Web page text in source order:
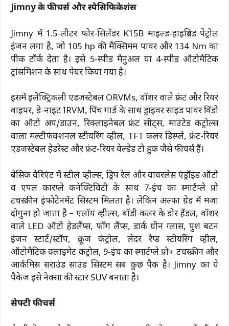
Jimny के फीचर्स और स्पेसिफिकेशंस
Jimny में 1.5-लीटर फोर-सिलेंडर K15B माइल्ड-हाइब्रिड पेट्रोल
इंजन लगा है, जो 105 hp की मैक्सिमम पावर और 134 Nm का
पीक टॉर्क देता है। इसे 5-स्पीड मैनुअल या 4-स्पीड ऑटोमैटिक
ट्रांसमिशन के साथ पेयर किया गया है।
इसमें इलेक्ट्रिकली एडजस्टेबल ORVMs, वॉशर वाले फ्रंट और रियर
वाइपर, डे-नाइट IRVM, पिंच गार्ड के साथ ड्राइवर साइड पावर विंडो
का ऑटो अप/डाउन, रिक्लाइनेबल फ्रंट सीट्स, माउंटेड कंट्रोल्स
वाला मल्टीफंक्शनल स्टीयरिंग व्हील, TFT कलर डिस्प्ले, फ्रंट-रियर
एडजस्टेबल हेडरेस्ट और फ्रंट-रियर वेल्डेड टो हुक जैसे फीचर्स हैं।
बेसिक वैरिएंट में स्टील व्हील्स, ड्रिप रेल और वायरलेस एंड्रॉइड ऑटो
व एपल कारप्ले कनेक्टिविटी के साथ 7-इंच का स्मार्टप्ले प्रो
टचस्क्रीन इंफोटेनमेंट सिस्टम मिलता है। लेकिन अल्फा ग्रेड में मजा
दोगुना हो जाता है – एलॉय व्हील्स, बॉडी कलर के डोर हैंडल, वॉशर
वाले LED ऑटो हेडलैंप्स, फॉग लैंप्स, डार्क ग्रीन ग्लास, पुश बटन
इंजन स्टार्ट/स्टॉप, क्रूज कंट्रोल, लेदर रैप्ड स्टीयरिंग व्हील,
ऑटोमैटिक क्लाइमेट कंट्रोल, 9-इंच का स्मार्टप्ले प्रो+ टचस्क्रीन और
आर्कमिस सराउंड साउंड सिस्टम सब कुछ पैक है। Jimny का ये
पैकेज इसे नेक्सा की स्टार SUV बनाता है।
सेफ्टी फीचर्स